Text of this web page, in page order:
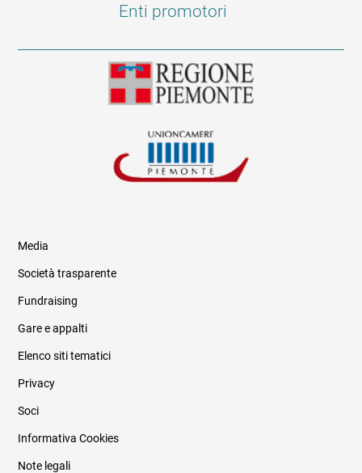
Enti promotori
Informazioni legali e trasparenza
Media
Società trasparente
Fundraising
Gare e appalti
Elenco siti tematici
Privacy
Soci
Informativa Cookies
Note legali